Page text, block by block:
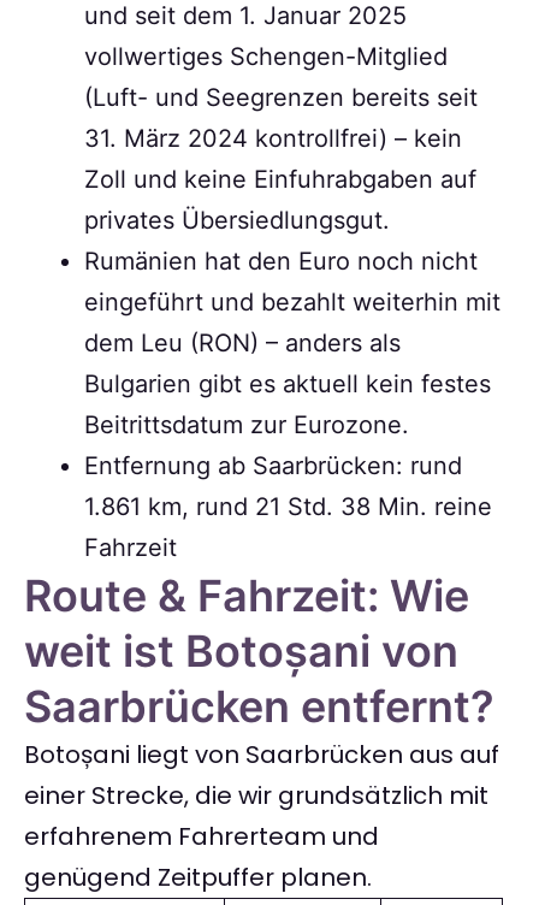
und seit dem 1. Januar 2025
vollwertiges Schengen-Mitglied
(Luft- und Seegrenzen bereits seit
31. März 2024 kontrollfrei) – kein
Zoll und keine Einfuhrabgaben auf
privates Übersiedlungsgut.
Rumänien hat den Euro noch nicht
eingeführt und bezahlt weiterhin mit
dem Leu (RON) – anders als
Bulgarien gibt es aktuell kein festes
Beitrittsdatum zur Eurozone.
Entfernung ab Saarbrücken: rund
1.861 km, rund 21 Std. 38 Min. reine
Fahrzeit
Route & Fahrzeit: Wie
weit ist Botoșani von
Saarbrücken entfernt?
Botoșani liegt von Saarbrücken aus auf
einer Strecke, die wir grundsätzlich mit
erfahrenem Fahrerteam und
genügend Zeitpuffer planen.